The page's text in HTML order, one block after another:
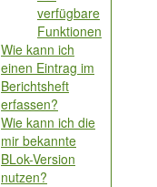
verfügbare
Funktionen
Wie kann ich
einen Eintrag im
Berichtsheft
erfassen?
Wie kann ich die
mir bekannte
BLok-Version
nutzen?